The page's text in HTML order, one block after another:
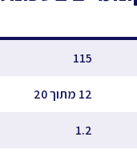
115
12 מתוך 20
1.2